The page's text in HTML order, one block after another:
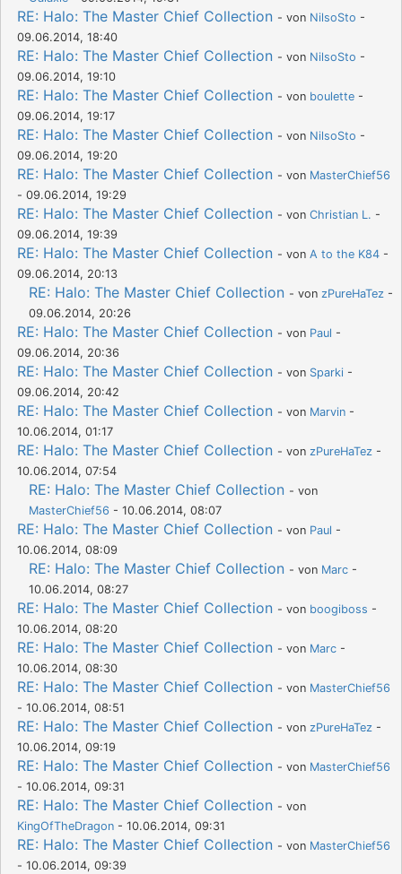
RE: Halo: The Master Chief Collection - von NilsoSto -
09.06.2014, 18:40
RE: Halo: The Master Chief Collection - von NilsoSto -
09.06.2014, 19:10
RE: Halo: The Master Chief Collection - von boulette -
09.06.2014, 19:17
RE: Halo: The Master Chief Collection - von NilsoSto -
09.06.2014, 19:20
RE: Halo: The Master Chief Collection - von MasterChief56
- 09.06.2014, 19:29
RE: Halo: The Master Chief Collection - von Christian L. -
09.06.2014, 19:39
RE: Halo: The Master Chief Collection - von A to the K84 -
09.06.2014, 20:13
RE: Halo: The Master Chief Collection - von zPureHaTez -
09.06.2014, 20:26
RE: Halo: The Master Chief Collection - von Paul -
09.06.2014, 20:36
RE: Halo: The Master Chief Collection - von Sparki -
09.06.2014, 20:42
RE: Halo: The Master Chief Collection - von Marvin -
10.06.2014, 01:17
RE: Halo: The Master Chief Collection - von zPureHaTez -
10.06.2014, 07:54
RE: Halo: The Master Chief Collection - von
MasterChief56 - 10.06.2014, 08:07
RE: Halo: The Master Chief Collection - von Paul -
10.06.2014, 08:09
RE: Halo: The Master Chief Collection - von Marc -
10.06.2014, 08:27
RE: Halo: The Master Chief Collection - von boogiboss -
10.06.2014, 08:20
RE: Halo: The Master Chief Collection - von Marc -
10.06.2014, 08:30
RE: Halo: The Master Chief Collection - von MasterChief56
- 10.06.2014, 08:51
RE: Halo: The Master Chief Collection - von zPureHaTez -
10.06.2014, 09:19
RE: Halo: The Master Chief Collection - von MasterChief56
- 10.06.2014, 09:31
RE: Halo: The Master Chief Collection - von
KingOfTheDragon - 10.06.2014, 09:31
RE: Halo: The Master Chief Collection - von MasterChief56
- 10.06.2014, 09:39